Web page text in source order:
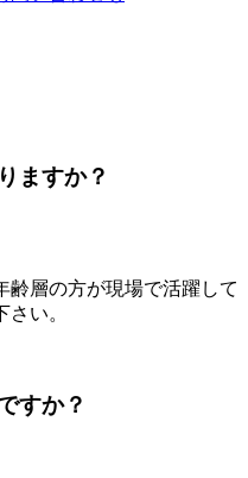
ますか？
齢層の方が現場で活躍して
い。
すか？